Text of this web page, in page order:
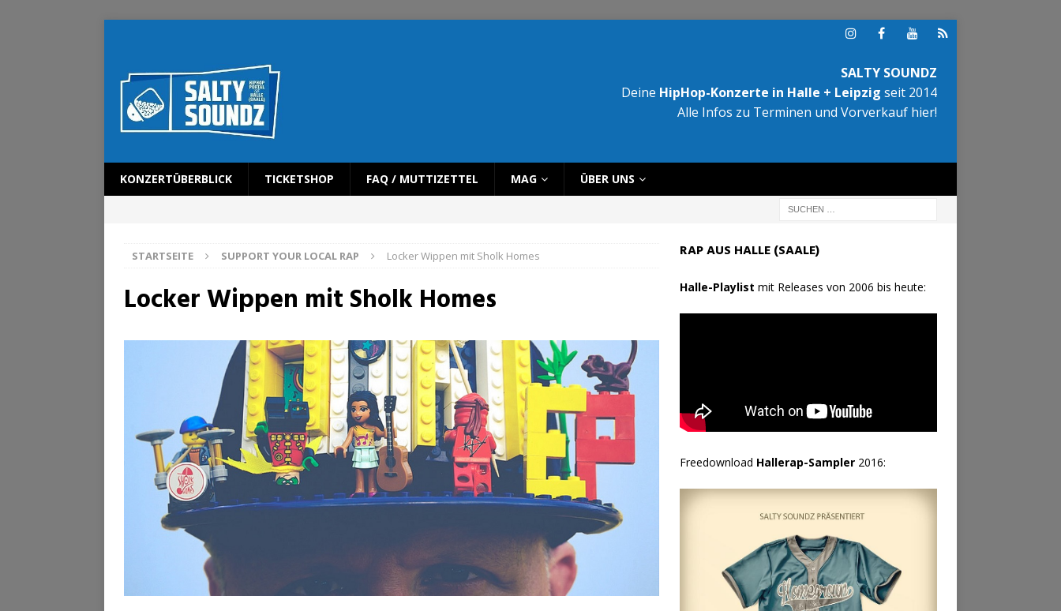
SALTY SOUNDZ
Deine HipHop-Konzerte in Halle + Leipzig seit 2014
Alle Infos zu Terminen und Vorverkauf hier!
KONZERTÜBERBLICK TICKETSHOP FAQ / MUTTIZETTEL MAG ÜBER UNS
STARTSEITE SUPPORT YOUR LOCAL RAP Locker Wippen mit Sholk Homes
Locker Wippen mit Sholk Homes
RAP AUS HALLE (SAALE)
Halle-Playlist mit Releases von 2006 bis heute:
Freedownload Hallerap-Sampler2016: